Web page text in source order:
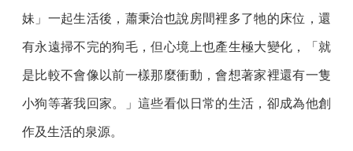
妹」一起生活後，蕭秉治也說房間裡多了牠的床位，還
有永遠掃不完的狗毛，但心境上也產生極大變化，「就
是比較不會像以前一樣那麼衝動，會想著家裡還有一隻
小狗等著我回家。」這些看似日常的生活，卻成為他創
作及生活的泉源。